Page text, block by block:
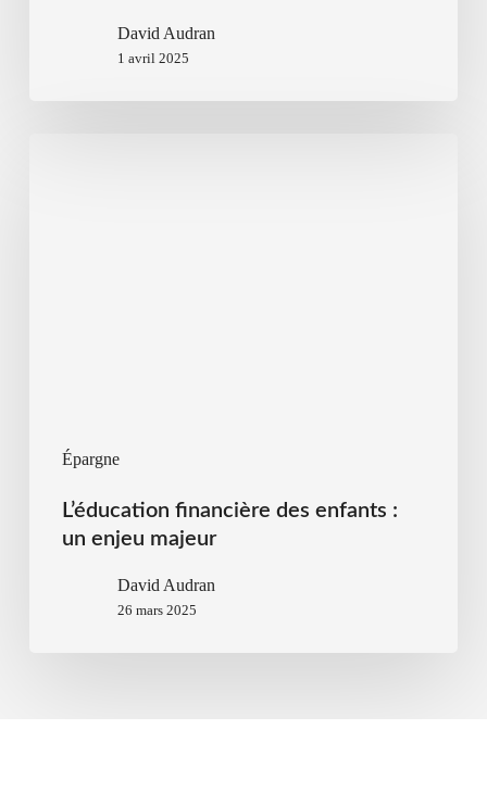
David Audran
1 avril 2025
Épargne
L’éducation financière des enfants :
un enjeu majeur
David Audran
26 mars 2025